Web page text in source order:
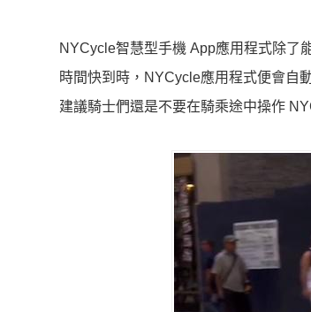
NYCycle智慧型手機 App應用程式除了
時間快到時，NYCycle應用程式便會自
建議騎士們還是不要在騎乘途中操作